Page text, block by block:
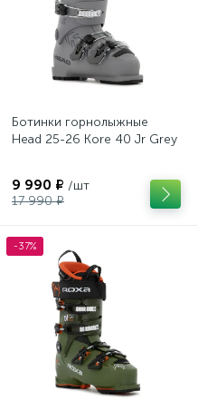
Ботинки горнолыжные
Head 25-26 Kore 40 Jr Grey
9 990 ₽ /шт
17 990 ₽
-37%